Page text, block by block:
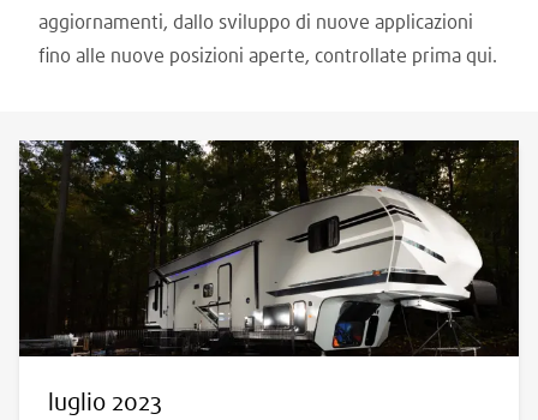
aggiornamenti, dallo sviluppo di nuove applicazioni
fino alle nuove posizioni aperte, controllate prima qui.
luglio 2023